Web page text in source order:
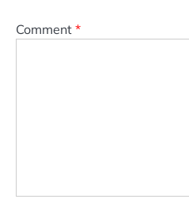
Comment *